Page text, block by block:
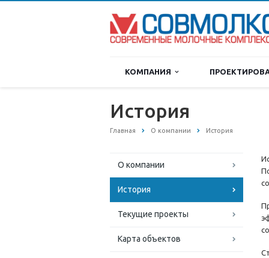
КОМПАНИЯ
История
Главная О компании История
О компании
История
Текущие проекты
Карта объектов